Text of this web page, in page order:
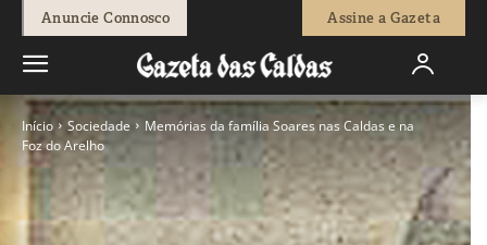
Anuncie Connosco Assine a Gazeta
Início Sociedade
Memórias da família Soares nas Caldas e na
Foz do Arelho